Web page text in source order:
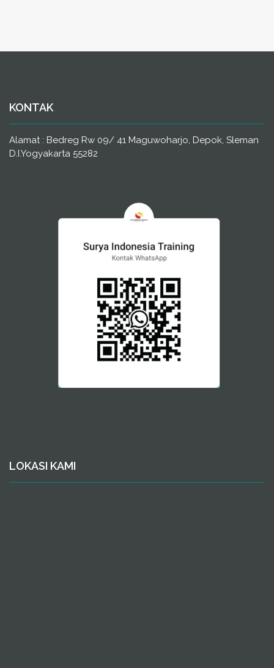
KONTAK
Alamat : Bedreg Rw 09/ 41 Maguwoharjo, Depok, Sleman
D.I.Yogyakarta 55282
LOKASI KAMI